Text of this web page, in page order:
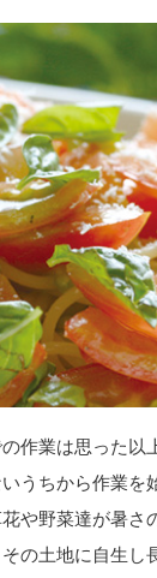
作業は思った
うちから作業
や野菜達が暑
の土地に自生